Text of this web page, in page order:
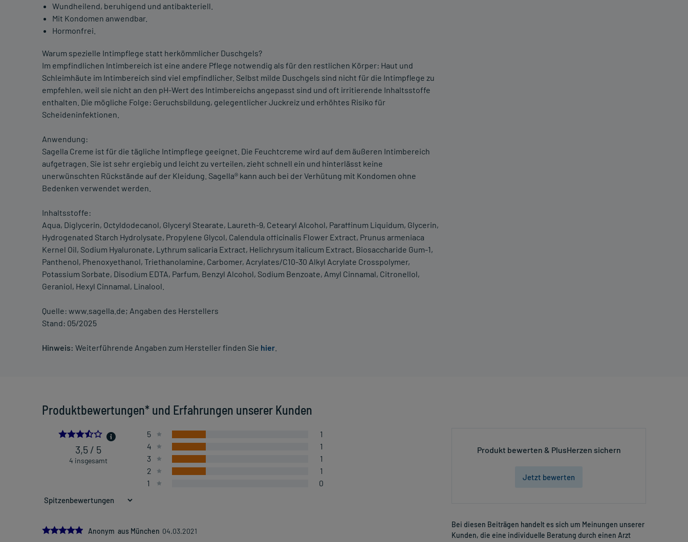
Wundheilend, beruhigend und antibakteriell.
Mit Kondomen anwendbar.
Hormonfrei.
Warum spezielle Intimpflege statt herkömmlicher Duschgels?
Im empfindlichen Intimbereich ist eine andere Pflege notwendig als für den restlichen Körper: Haut und
Schleimhäute im Intimbereich sind viel empfindlicher. Selbst milde Duschgels sind nicht für die Intimpflege zu
empfehlen, weil sie nicht an den pH-Wert des Intimbereichs angepasst sind und oft irritierende Inhaltsstoffe
enthalten. Die mögliche Folge: Geruchsbildung, gelegentlicher Juckreiz und erhöhtes Risiko für
Scheideninfektionen.
Anwendung:
Sagella Creme ist für die tägliche Intimpflege geeignet. Die Feuchtcreme wird auf dem äußeren Intimbereich
aufgetragen. Sie ist sehr ergiebig und leicht zu verteilen, zieht schnell ein und hinterlässt keine
unerwünschten Rückstände auf der Kleidung. Sagella® kann auch bei der Verhütung mit Kondomen ohne
Bedenken verwendet werden.
Inhaltsstoffe:
Aqua, Diglycerin, Octyldodecanol, Glyceryl Stearate, Laureth-9, Cetearyl Alcohol, Paraffinum Liquidum, Glycerin,
Hydrogenated Starch Hydrolysate, Propylene Glycol, Calendula officinalis Flower Extract, Prunus armeniaca
Kernel Oil, Sodium Hyaluronate, Lythrum salicaria Extract, Helichrysum italicum Extract, Biosaccharide Gum-1,
Panthenol, Phenoxyethanol, Triethanolamine, Carbomer, Acrylates/C10-30 Alkyl Acrylate Crosspolymer,
Potassium Sorbate, Disodium EDTA, Parfum, Benzyl Alcohol, Sodium Benzoate, Amyl Cinnamal, Citronellol,
Geraniol, Hexyl Cinnamal, Linalool.
Quelle: www.sagella.de; Angaben des Herstellers
Stand: 05/2025
Hinweis: Weiterführende Angaben zum Hersteller finden Sie hier
Produktbewertungen* und Erfahrungen unserer Kunden
3.5
3,5 / 5
4 insgesamt
5
1
4
1
3
1
2
1
1
0
5.0
Anonym aus München 04.03.2021
Produkt bewerten & PlusHerzen sichern
Jetzt bewerten
Bei diesen Beiträgen handelt es sich um Meinungen unserer
Kunden, die eine individuelle Beratung durch einen Arzt